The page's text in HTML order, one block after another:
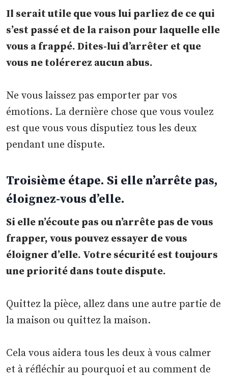
Il serait utile que vous lui parliez de ce qui
s’est passé et de la raison pour laquelle elle
vous a frappé. Dites-lui d’arrêter et que
vous ne tolérerez aucun abus.
Ne vous laissez pas emporter par vos
émotions. La dernière chose que vous voulez
est que vous vous disputiez tous les deux
pendant une dispute.
Troisième étape. Si elle n’arrête pas,
éloignez-vous d’elle.
Si elle n’écoute pas ou n’arrête pas de vous
frapper, vous pouvez essayer de vous
éloigner d’elle. Votre sécurité est toujours
une priorité dans toute dispute.
Quittez la pièce, allez dans une autre partie de
la maison ou quittez la maison.
Cela vous aidera tous les deux à vous calmer
et à réfléchir au pourquoi et au comment de